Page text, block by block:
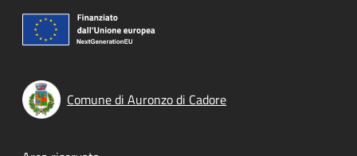
Comune di Auronzo di Cadore